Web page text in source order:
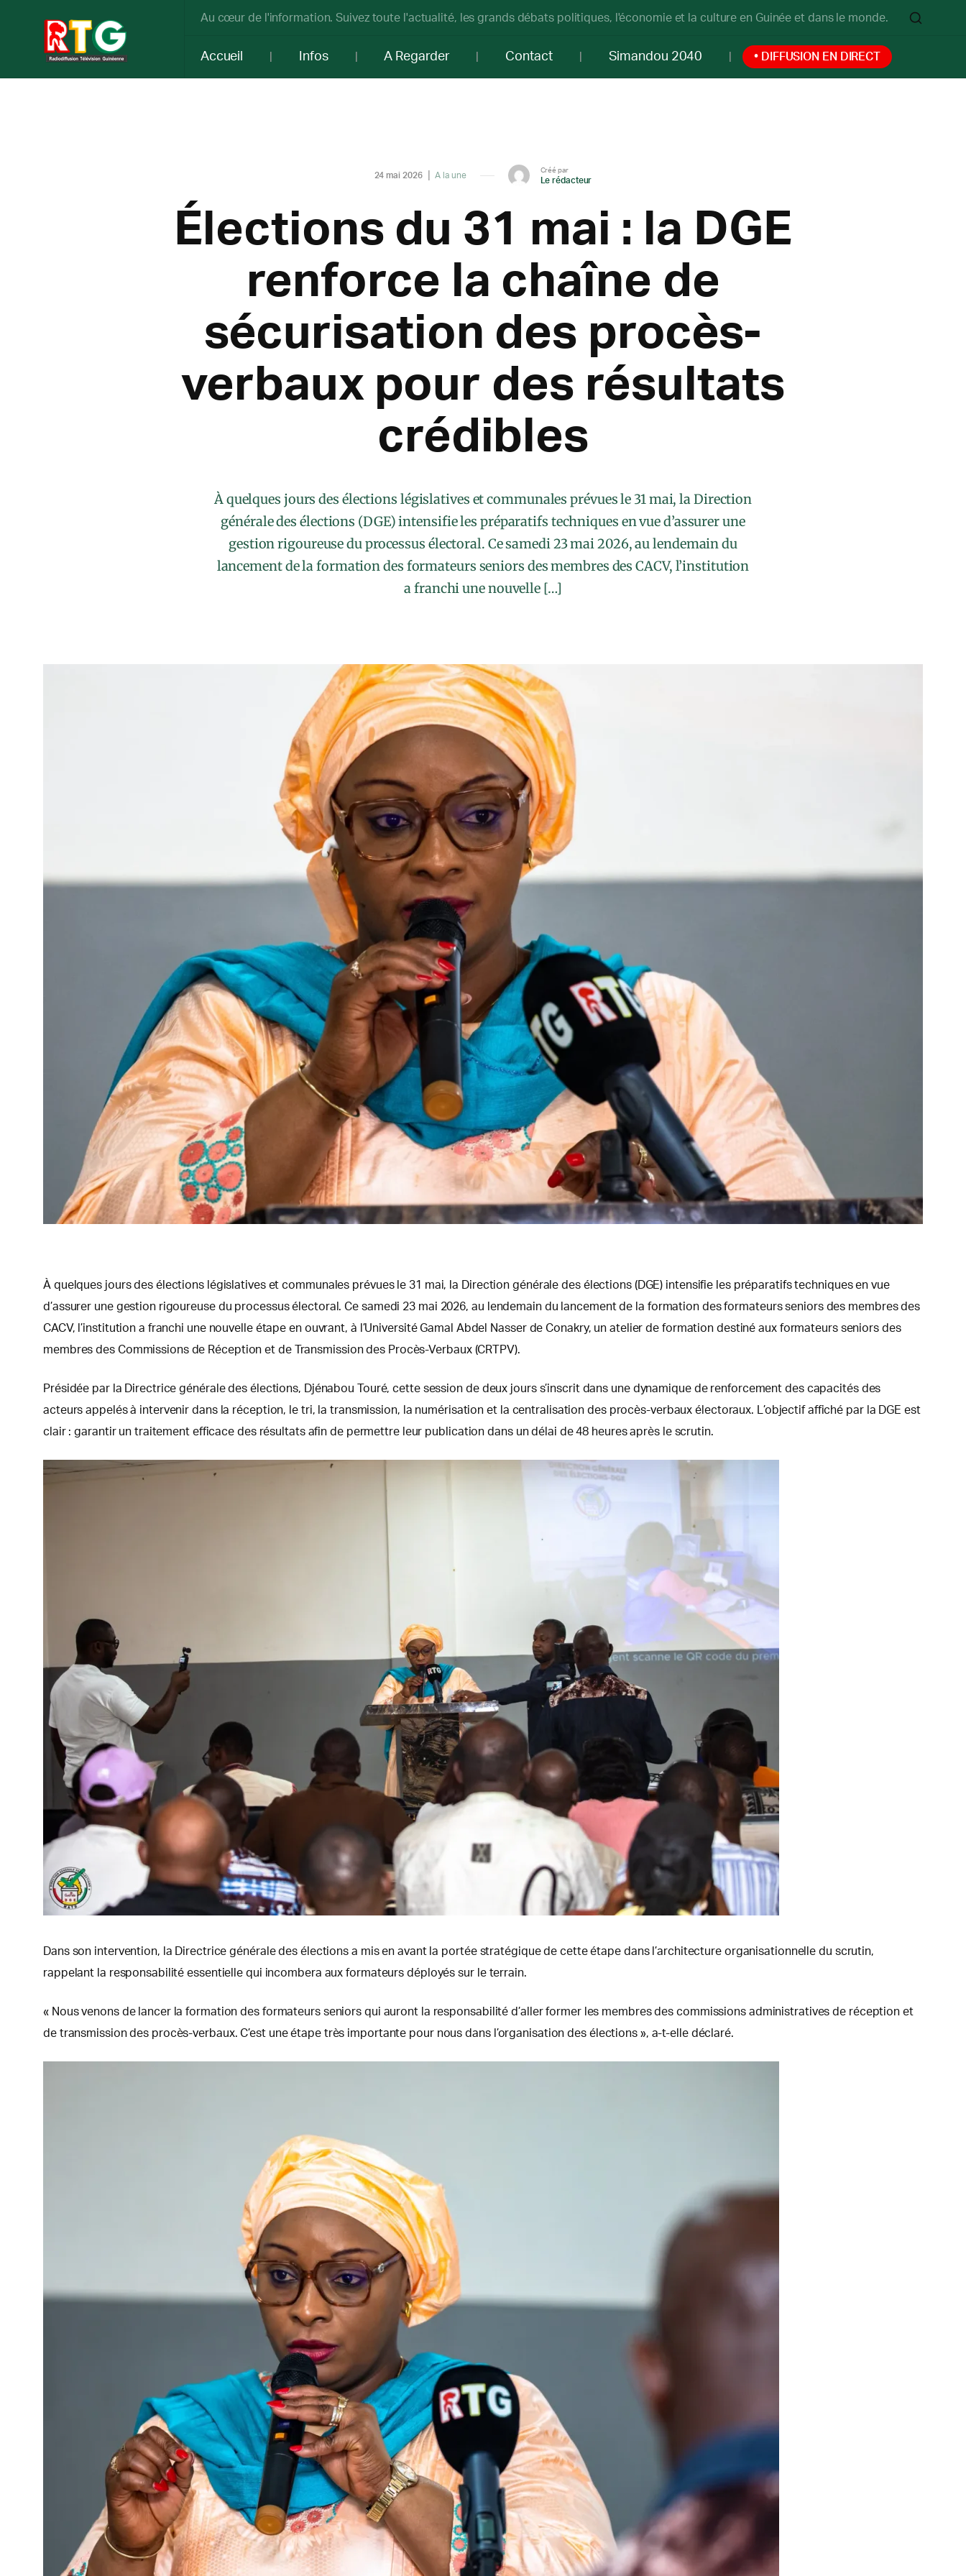
Au cœur de l'information. Suivez toute l'actualité, les grands débats politiques, l'économie et la culture en Guinée et dans le monde.
Accueil Infos A Regarder Contact Simandou 2040 • DIFFUSION EN DIRECT
24 mai 2026 A la une
Créé par
Le rédacteur
Élections du 31 mai : la DGE
renforce la chaîne de
sécurisation des procès-
verbaux pour des résultats
crédibles
À quelques jours des élections législatives et communales prévues le 31 mai, la Direction
générale des élections (DGE) intensifie les préparatifs techniques en vue d’assurer une
gestion rigoureuse du processus électoral. Ce samedi 23 mai 2026, au lendemain du
lancement de la formation des formateurs seniors des membres des CACV, l’institution
a franchi une nouvelle […]
À quelques jours des élections législatives et communales prévues le 31 mai, la Direction générale des élections (DGE) intensifie les préparatifs techniques en vue
d’assurer une gestion rigoureuse du processus électoral. Ce samedi 23 mai 2026, au lendemain du lancement de la formation des formateurs seniors des membres des
CACV, l’institution a franchi une nouvelle étape en ouvrant, à l’Université Gamal Abdel Nasser de Conakry, un atelier de formation destiné aux formateurs seniors des
membres des Commissions de Réception et de Transmission des Procès-Verbaux (CRTPV).
Présidée par la Directrice générale des élections, Djénabou Touré, cette session de deux jours s’inscrit dans une dynamique de renforcement des capacités des
acteurs appelés à intervenir dans la réception, le tri, la transmission, la numérisation et la centralisation des procès-verbaux électoraux. L’objectif affiché par la DGE est
clair : garantir un traitement efficace des résultats afin de permettre leur publication dans un délai de 48 heures après le scrutin.
Dans son intervention, la Directrice générale des élections a mis en avant la portée stratégique de cette étape dans l’architecture organisationnelle du scrutin,
rappelant la responsabilité essentielle qui incombera aux formateurs déployés sur le terrain.
« Nous venons de lancer la formation des formateurs seniors qui auront la responsabilité d’aller former les membres des commissions administratives de réception et
de transmission des procès-verbaux. C’est une étape très importante pour nous dans l’organisation des élections », a-t-elle déclaré.